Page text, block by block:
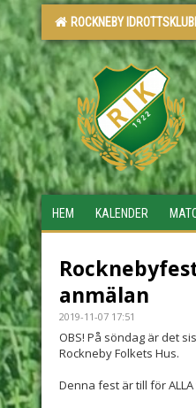
ROCKNEBY
HEM KALENDER
anmälan
2019-11-07 17:51
OBS! På söndag är det
Rockneby Folkets Hus.
Denna fest är till för